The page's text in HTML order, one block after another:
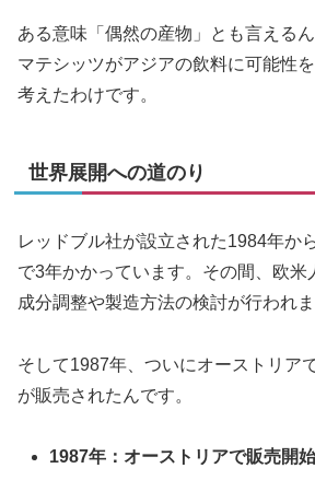
ある意味「偶然の産物」とも言える
マテシッツがアジアの飲料に可能性
考えたわけです。
世界展開への道のり
レッドブル社が設立された1984年か
で3年かかっています。その間、欧米
成分調整や製造方法の検討が行われま
そして1987年、ついにオーストリア
が販売されたんです。
1987年：オーストリアで販売開